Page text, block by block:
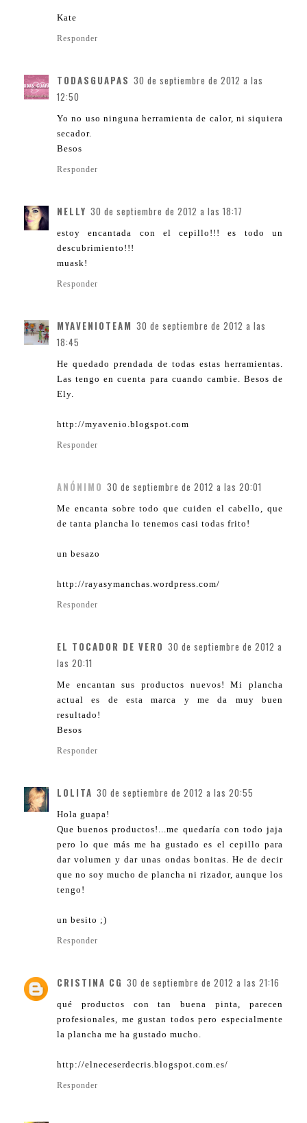
Kate
Responder
TODASGUAPAS 30 de septiembre de 2012 a las
12:50
Yo no uso ninguna herramienta de calor, ni siquiera
secador.
Besos
Responder
NELLY 30 de septiembre de 2012 a las 18:17
estoy encantada con el cepillo!!! es todo un
descubrimiento!!!
muask!
Responder
MYAVENIOTEAM 30 de septiembre de 2012 a las
18:45
He quedado prendada de todas estas herramientas.
Las tengo en cuenta para cuando cambie. Besos de
Ely.
http://myavenio.blogspot.com
Responder
ANÓNIMO 30 de septiembre de 2012 a las 20:01
Me encanta sobre todo que cuiden el cabello, que
de tanta plancha lo tenemos casi todas frito!
un besazo
http://rayasymanchas.wordpress.com/
Responder
EL TOCADOR DE VERO 30 de septiembre de 2012 a
las 20:11
Me encantan sus productos nuevos! Mi plancha
actual es de esta marca y me da muy buen
resultado!
Besos
Responder
LOLITA 30 de septiembre de 2012 a las 20:55
Hola guapa!
Que buenos productos!...me quedaría con todo jaja
pero lo que más me ha gustado es el cepillo para
dar volumen y dar unas ondas bonitas. He de decir
que no soy mucho de plancha ni rizador, aunque los
tengo!
un besito ;)
Responder
CRISTINA CG 30 de septiembre de 2012 a las 21:16
qué productos con tan buena pinta, parecen
profesionales, me gustan todos pero especialmente
la plancha me ha gustado mucho.
http://elneceserdecris.blogspot.com.es/
Responder